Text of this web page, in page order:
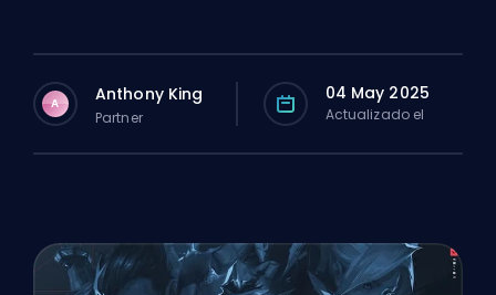
A Anthony King
Partner
04 May 2025
Actualizado el